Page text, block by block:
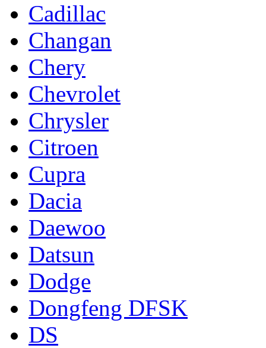
Cadillac
Changan
Chery
Chevrolet
Chrysler
Citroen
Cupra
Dacia
Daewoo
Datsun
Dodge
Dongfeng DFSK
DS